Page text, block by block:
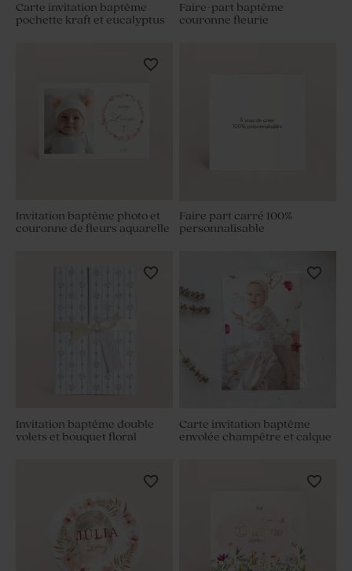
Faire part carré 100%
personnalisable
Carte invitation baptême
pochette kraft et eucalyptus
Faire-part baptême
couronne fleurie
Invitation baptême photo et
couronne de fleurs aquarelle
Invitation baptême double
volets et bouquet floral
Carte invitation baptême
envolée champêtre et calque